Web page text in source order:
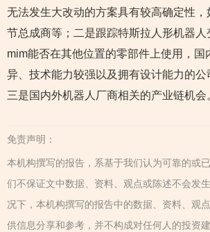
无法发生大改动的方案具有较高确定性，
节总成商等；二是跟踪特斯拉人形机器人
mim能否在其他位置的零部件上使用，国
异、技术能力较强以及拥有设计能力的公
三是国内外机器人厂商相关的产业链机会
免责声明：
本机构撰写的报告，系基于我们认为可靠的或
们不保证文中数据、资料、观点或陈述不会发
况下，本机构撰写的报告中的数据、资料、观
供信息分享和参考，并不构成对任何人的投资